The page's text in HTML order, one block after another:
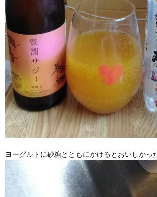
ヨーグルトに砂糖とともにかけるとおいしかっ